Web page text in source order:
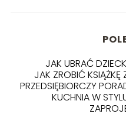
JAK UBRAĆ
JAK ZROBIĆ KSIĄŻKĘ
PRZEDSIĘBIORCZY
KUCHNIA W